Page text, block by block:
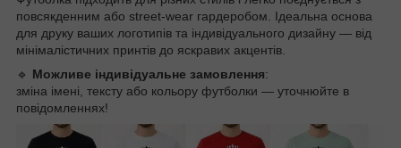
повсякденним або street-wear гардеробом. Ідеальна основа
для друку ваших логотипів та індивідуального дизайну — від
мінімалістичних принтів до яскравих акцентів.
🔹 Можливе індивідуальне замовлення:
зміна імені, тексту або кольору футболки — уточнюйте в
повідомленнях!